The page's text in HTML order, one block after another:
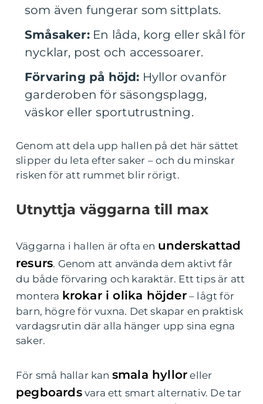
som även fungerar som sittplats.
Småsaker:En låda, korg eller skål för
nycklar, post och accessoarer.
Förvaring på höjd: Hyllor ovanför
garderoben för säsongsplagg,
väskor eller sportutrustning.
Genom att dela upp hallen på det här sättet
slipper du leta efter saker – och du minskar
risken för att rummet blir rörigt.
Utnyttja väggarna till max
Väggarna i hallen är ofta en underskattad
resurs. Genom att använda dem aktivt får
du både förvaring och karaktär. Ett tips är att
montera krokar i olika höjder– lågt för
barn, högre för vuxna. Det skapar en praktisk
vardagsrutin där alla hänger upp sina egna
saker.
För små hallar kan smala hyllor eller
pegboardsvara ett smart alternativ. De tar